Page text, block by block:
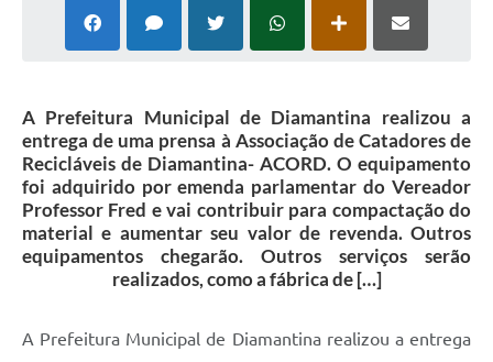
A Prefeitura Municipal de Diamantina realizou a
entrega de uma prensa à Associação de Catadores de
Recicláveis de Diamantina- ACORD. O equipamento
foi adquirido por emenda parlamentar do Vereador
Professor Fred e vai contribuir para compactação do
material e aumentar seu valor de revenda. Outros
equipamentos chegarão. Outros serviços serão
realizados, como a fábrica de […]
A Prefeitura Municipal de Diamantina realizou a entrega